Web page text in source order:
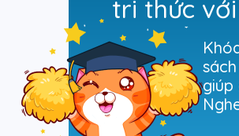
tri thức
giúp